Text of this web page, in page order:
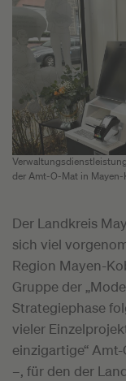
der Amt-O-Mat in
Der Landkreis
sich viel
Region Mayen-
Gruppe der
Strategiephase
vieler
einzigartige“
–, für den der